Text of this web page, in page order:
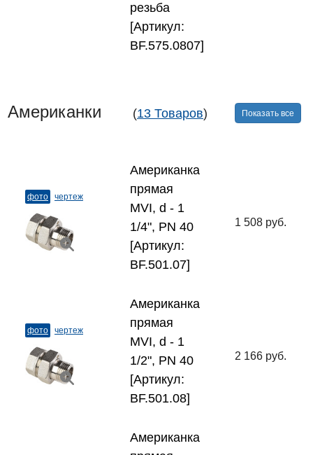
резьба
[Артикул:
BF.575.0807]
Американки (13 Товаров) Показать все
фото чертеж
Американка
прямая
MVI, d - 1
1/4", PN 40
[Артикул:
BF.501.07]
1 508 руб.
фото чертеж
Американка
прямая
MVI, d - 1
1/2", PN 40
[Артикул:
BF.501.08]
2 166 руб.
Американка